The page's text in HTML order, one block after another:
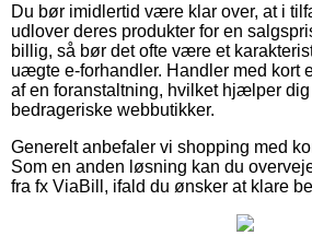
Du bør imidlertid være klar over, at i
udlover deres produkter for en
billig, så bør det ofte være et
uægte e-forhandler. Handler med kort
af en foranstaltning, hvilket hjælper
bedrageriske webbutikker.
Generelt anbefaler vi shopping med
Som en anden løsning kan du
fra fx ViaBill, ifald du ønsker at klare